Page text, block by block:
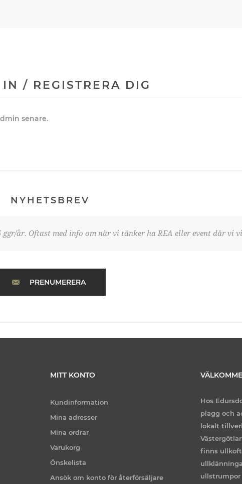
IN / REGISTRERA DIG
senare.
NYHETSBREV
år. Oftast med info om när vi tänker ha REA eller event där vi
PRENUMERERA
MITT KONTO
Kundinformation
Mina adresser
Mina ordrar
Varukorg
Önskelista
Ansök om konto för återförsäljare
Hos
plagg och
lokalt
finns
ullstrumpor